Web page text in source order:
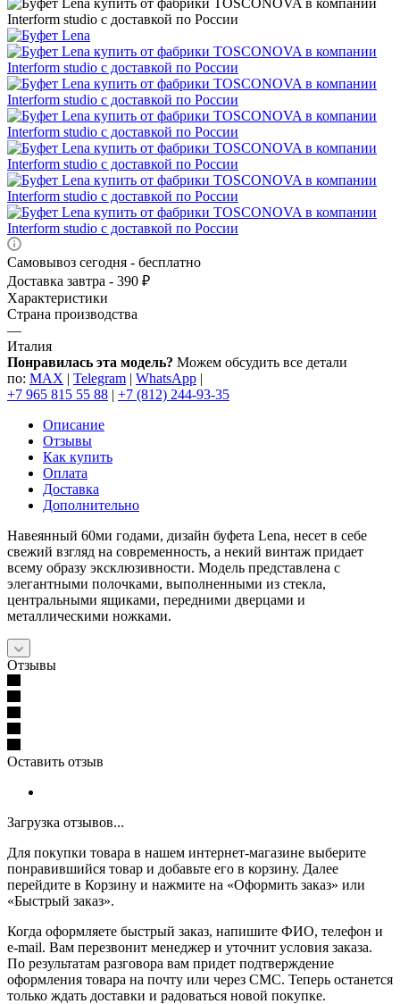
Самовывоз сегодня - бесплатно
Доставка завтра - 390 ₽
Характеристики
Страна производства
—
Италия
Понравилась эта модель? Можем обсудить все детали
по: MAX | Telegram | WhatsApp |
+7 965 815 55 88 | +7 (812) 244-93-35
Описание
Отзывы
Как купить
Оплата
Доставка
Дополнительно
Навеянный 60ми годами, дизайн буфета Lena, несет в себе
свежий взгляд на современность, а некий винтаж придает
всему образу эксклюзивности. Модель представлена с
элегантными полочками, выполненными из стекла,
центральными ящиками, передними дверцами и
металлическими ножками.
Отзывы
Оставить отзыв
Загрузка отзывов...
Для покупки товара в нашем интернет-магазине выберите
понравившийся товар и добавьте его в корзину. Далее
перейдите в Корзину и нажмите на «Оформить заказ» или
«Быстрый заказ».
Когда оформляете быстрый заказ, напишите ФИО, телефон и
e-mail. Вам перезвонит менеджер и уточнит условия заказа.
По результатам разговора вам придет подтверждение
оформления товара на почту или через СМС. Теперь останется
только ждать доставки и радоваться новой покупке.